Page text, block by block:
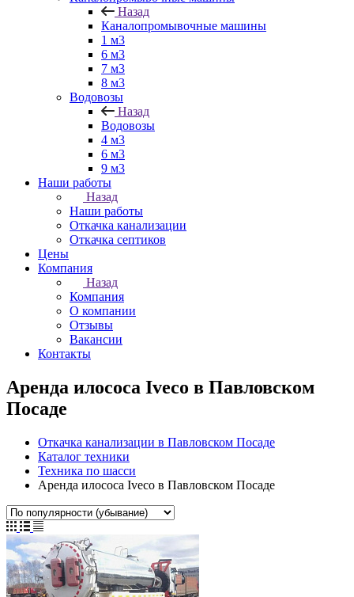
Назад
Каналопромывочные машины
1 м3
6 м3
7 м3
8 м3
Водовозы
Назад
Водовозы
4 м3
6 м3
9 м3
Наши работы
Назад
Наши работы
Откачка канализации
Откачка септиков
Цены
Компания
Назад
Компания
О компании
Отзывы
Вакансии
Контакты
Аренда илососа Iveco в Павловском
Посаде
Откачка канализации в Павловском Посаде
Каталог техники
Техника по шасси
Аренда илососа Iveco в Павловском Посаде